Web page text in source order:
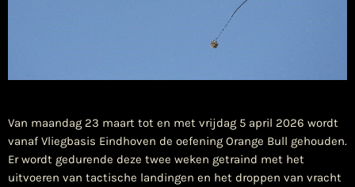
Van maandag 23 maart tot en met vrijdag 5 april 2026 wordt
vanaf Vliegbasis Eindhoven de oefening Orange Bull gehouden.
Er wordt gedurende deze twee weken getraind met het
uitvoeren van tactische landingen en het droppen van vracht